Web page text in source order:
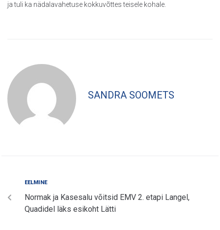
ja tuli ka nädalavahetuse kokkuvõttes teisele kohale.
SANDRA SOOMETS
EELMINE
Normak ja Kasesalu võitsid EMV 2. etapi Langel,
Quadidel läks esikoht Lätti